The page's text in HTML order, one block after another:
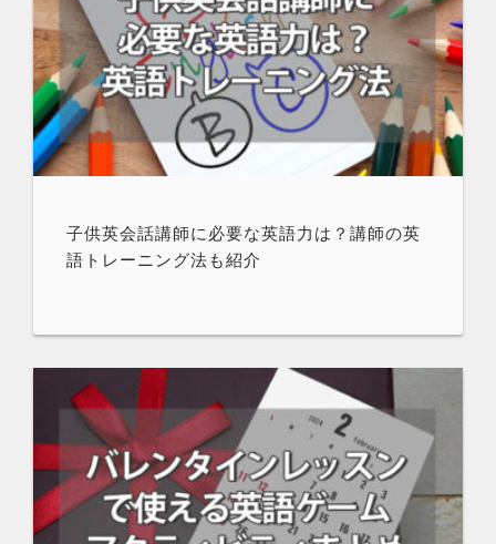
子供英会話講師に必要な英語力は？講師の英
語トレーニング法も紹介